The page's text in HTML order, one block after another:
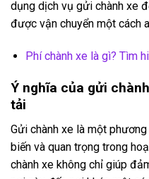
dụng dịch vụ gửi chành xe
được vận chuyển một cách
Phí chành xe là gì? Tìm
Ý nghĩa của gửi
tải
Gửi chành xe là một
biến và quan trọng trong
chành xe không chỉ giúp